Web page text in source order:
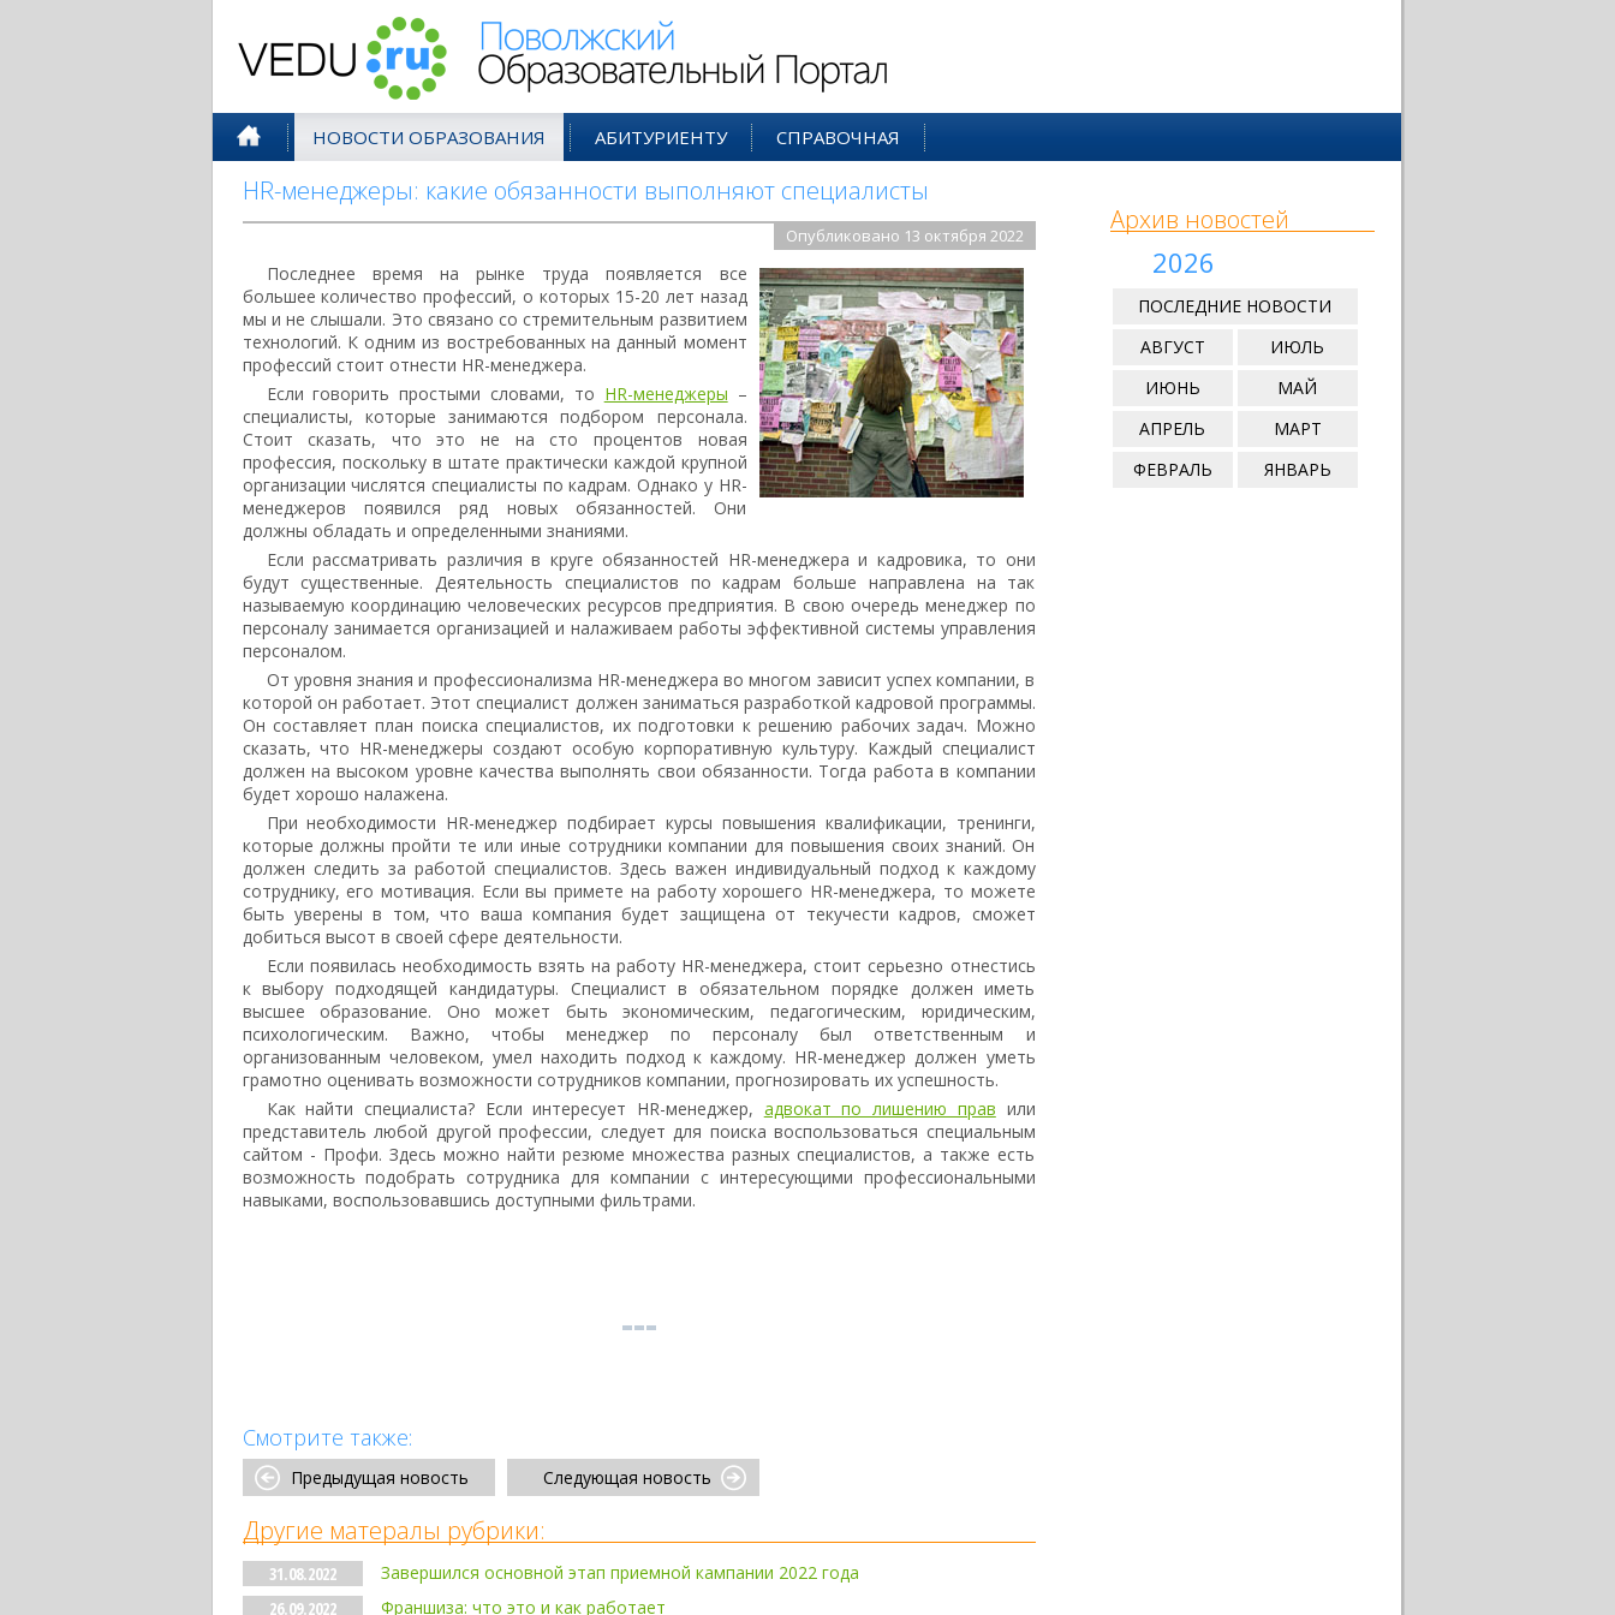
НОВОСТИ ОБРАЗОВАНИЯ АБИТУРИЕНТУ СПРАВОЧНАЯ
HR-менеджеры: какие обязанности выполняют специалисты
Опубликовано 13 октября 2022
Последнее время на рынке труда появляется все
большее количество профессий, о которых 15-20 лет назад
мы и не слышали. Это связано со стремительным развитием
технологий. К одним из востребованных на данный момент
профессий стоит отнести HR-менеджера.
Если говорить простыми словами, то HR-менеджеры –
специалисты, которые занимаются подбором персонала.
Стоит сказать, что это не на сто процентов новая
профессия, поскольку в штате практически каждой крупной
организации числятся специалисты по кадрам. Однако у HR-
менеджеров появился ряд новых обязанностей. Они
должны обладать и определенными знаниями.
Если рассматривать различия в круге обязанностей HR-менеджера и кадровика, то они
будут существенные. Деятельность специалистов по кадрам больше направлена на так
называемую координацию человеческих ресурсов предприятия. В свою очередь менеджер по
персоналу занимается организацией и налаживаем работы эффективной системы управления
персоналом.
От уровня знания и профессионализма HR-менеджера во многом зависит успех компании, в
которой он работает. Этот специалист должен заниматься разработкой кадровой программы.
Он составляет план поиска специалистов, их подготовки к решению рабочих задач. Можно
сказать, что HR-менеджеры создают особую корпоративную культуру. Каждый специалист
должен на высоком уровне качества выполнять свои обязанности. Тогда работа в компании
будет хорошо налажена.
При необходимости HR-менеджер подбирает курсы повышения квалификации, тренинги,
которые должны пройти те или иные сотрудники компании для повышения своих знаний. Он
должен следить за работой специалистов. Здесь важен индивидуальный подход к каждому
сотруднику, его мотивация. Если вы примете на работу хорошего HR-менеджера, то можете
быть уверены в том, что ваша компания будет защищена от текучести кадров, сможет
добиться высот в своей сфере деятельности.
Если появилась необходимость взять на работу HR-менеджера, стоит серьезно отнестись
к выбору подходящей кандидатуры. Специалист в обязательном порядке должен иметь
высшее образование. Оно может быть экономическим, педагогическим, юридическим,
психологическим. Важно, чтобы менеджер по персоналу был ответственным и
организованным человеком, умел находить подход к каждому. HR-менеджер должен уметь
грамотно оценивать возможности сотрудников компании, прогнозировать их успешность.
Как найти специалиста? Если интересует HR-менеджер, адвокат по лишению прав или
представитель любой другой профессии, следует для поиска воспользоваться специальным
сайтом - Профи. Здесь можно найти резюме множества разных специалистов, а также есть
возможность подобрать сотрудника для компании с интересующими профессиональными
навыками, воспользовавшись доступными фильтрами.
Смотрите также:
Предыдущая новость Следующая новость
Другие матералы рубрики:
31.08.2022
Завершился основной этап приемной кампании 2022 года
26.09.2022
Франшиза: что это и как работает
Архив новостей
2026
ПОСЛЕДНИЕ НОВОСТИ
АВГУСТ
ИЮЛЬ
ИЮНЬ
МАЙ
АПРЕЛЬ
МАРТ
ФЕВРАЛЬ
ЯНВАРЬ